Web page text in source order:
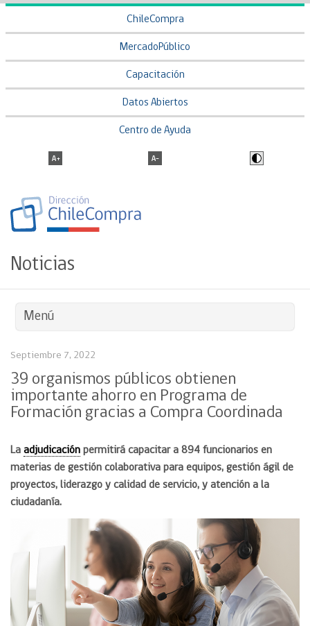
ChileCompra
MercadoPúblico
Capacitación
Datos Abiertos
Centro de Ayuda
Noticias
Menú
Septiembre 7, 2022
39 organismos públicos obtienen
importante ahorro en Programa de
Formación gracias a Compra Coordinada
La adjudicación permitirá capacitar a 894 funcionarios en
materias de gestión colaborativa para equipos, gestión ágil de
proyectos, liderazgo y calidad de servicio, y atención a la
ciudadanía.